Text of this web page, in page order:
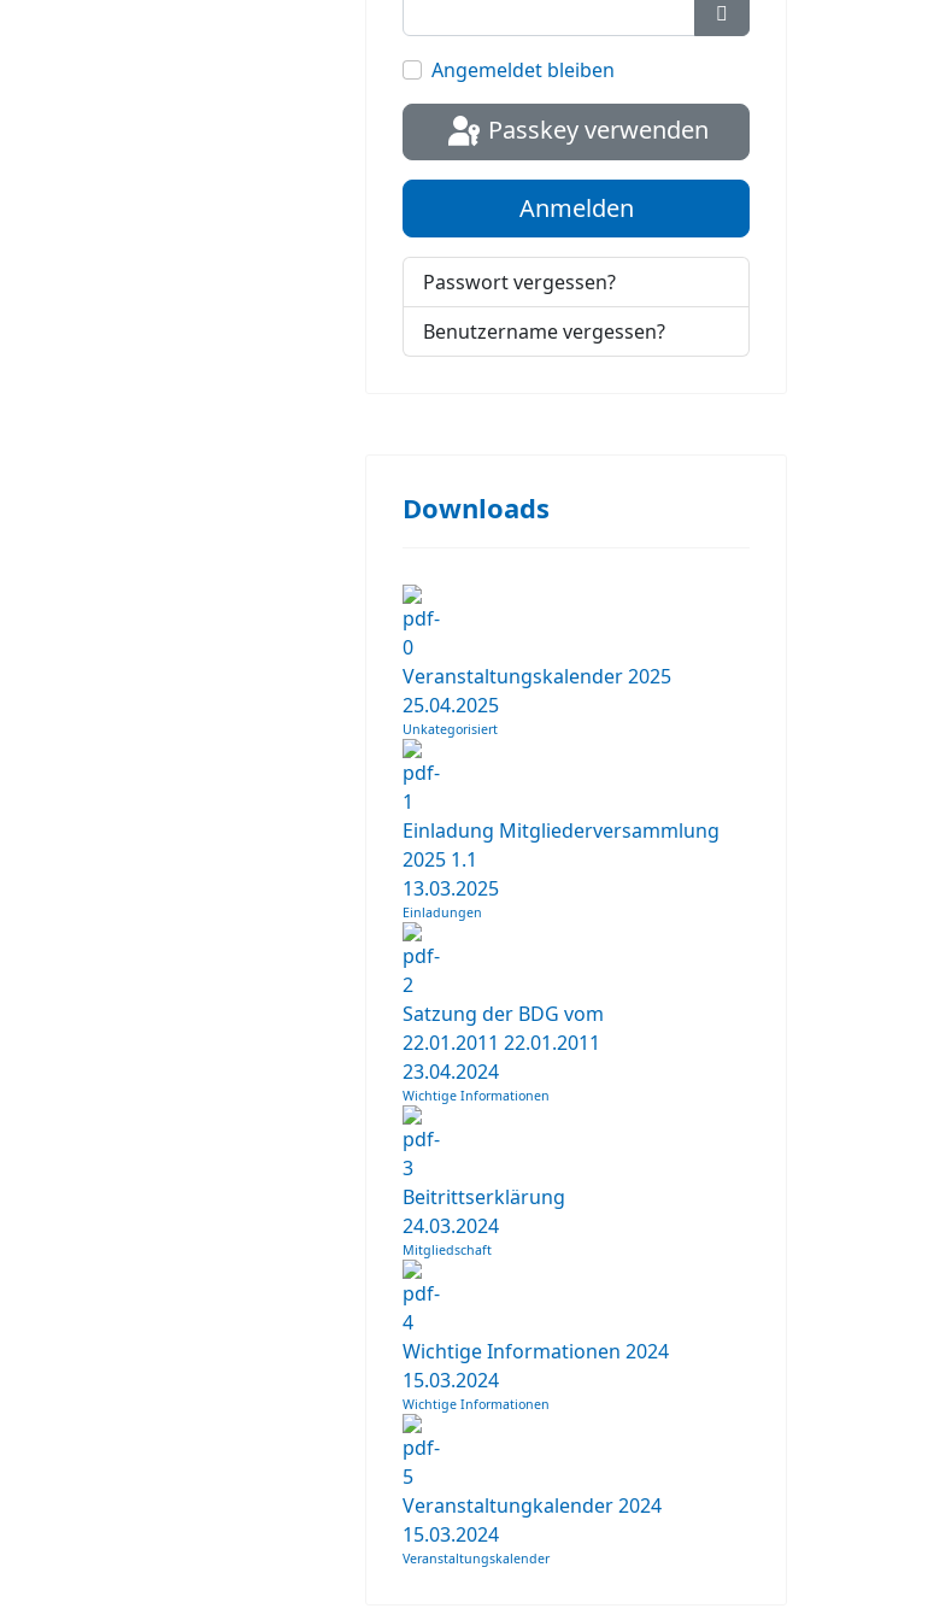
Passwort anzeigen
Angemeldet bleiben
Passkey verwenden
Anmelden
Passwort vergessen?
Benutzername vergessen?
Downloads
Veranstaltungskalender 2025
25.04.2025
Unkategorisiert
Einladung Mitgliederversammlung
2025 1.1
13.03.2025
Einladungen
Satzung der BDG vom
22.01.2011 22.01.2011
23.04.2024
Wichtige Informationen
Beitrittserklärung
24.03.2024
Mitgliedschaft
Wichtige Informationen 2024
15.03.2024
Wichtige Informationen
Veranstaltungkalender 2024
15.03.2024
Veranstaltungskalender